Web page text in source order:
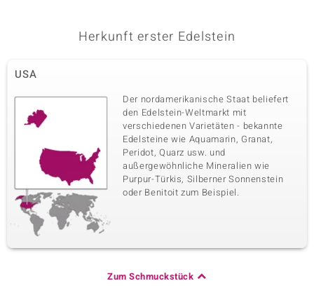
Fünfter Edelstein
Karatgewicht Summe
1,881 ct Bead rund
Herkunft
USA
Herkunft erster Edelstein
USA
Der nordamerikanische Staat beliefert
den Edelstein-Weltmarkt mit
verschiedenen Varietäten - bekannte
Edelsteine wie Aquamarin, Granat,
Peridot, Quarz usw. und
außergewöhnliche Mineralien wie
Purpur-Türkis, Silberner Sonnenstein
oder Benitoit zum Beispiel.
Zum Schmuckstück